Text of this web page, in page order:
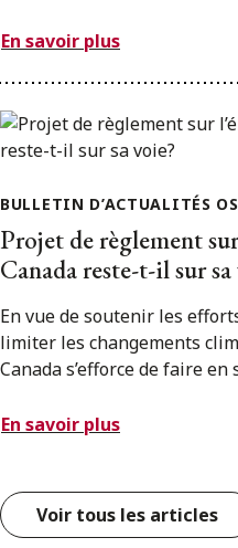
En savoir plus
BULLETIN D’ACTUALITÉS
Projet de règlement
Canada reste-t-il sur sa
En vue de soutenir les
limiter les changements
Canada s’efforce de faire en
En savoir plus
Voir tous les articles